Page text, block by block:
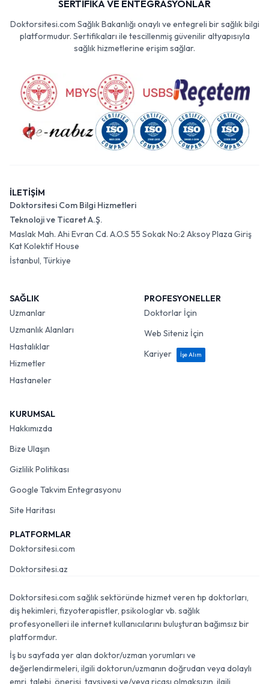
SERTİFİKA VE ENTEGRASYONLAR
Doktorsitesi.com Sağlık Bakanlığı onaylı ve entegreli bir sağlık bilgi
platformudur. Sertifikaları ile tescillenmiş güvenilir altyapısıyla
sağlık hizmetlerine erişim sağlar.
İLETİŞİM
Doktorsitesi Com Bilgi Hizmetleri
Teknoloji ve Ticaret A.Ş.
Maslak Mah. Ahi Evran Cd. A.O.S 55 Sokak No:2 Aksoy Plaza Giriş
Kat Kolektif House
İstanbul, Türkiye
SAĞLIK
Uzmanlar
Uzmanlık Alanları
Hastalıklar
Hizmetler
Hastaneler
PROFESYONELLER
Doktorlar İçin
Web Siteniz İçin
Kariyer
İşe Alım
KURUMSAL
Hakkımızda
Bize Ulaşın
Gizlilik Politikası
Google Takvim Entegrasyonu
Site Haritası
PLATFORMLAR
Doktorsitesi.com
Doktorsitesi.az
Doktorsitesi.com sağlık sektöründe hizmet veren tıp doktorları,
diş hekimleri, fizyoterapistler, psikologlar vb. sağlık
profesyonelleri ile internet kullanıcılarını buluşturan bağımsız bir
platformdur.
İş bu sayfada yer alan doktor/uzman yorumları ve
değerlendirmeleri, ilgili doktorun/uzmanın doğrudan veya dolaylı
emri, talebi, önerisi, tavsiyesi ve/veya ricası olmaksızın, ilgili